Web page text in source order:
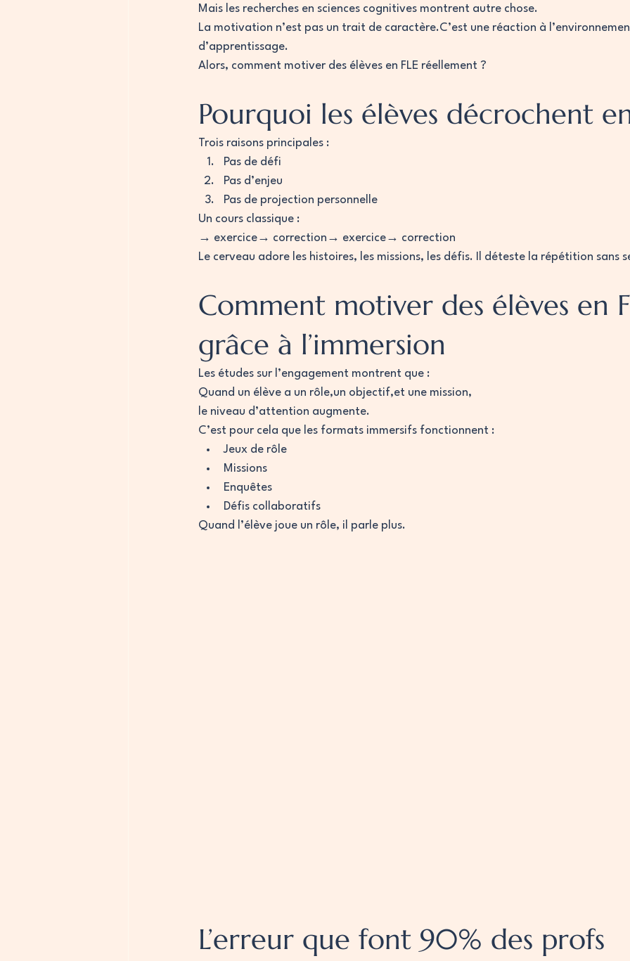
Mais les recherches en sciences cognitives montrent autre chose.
La motivation n’est pas un trait de caractère.C’est une réaction à
d’apprentissage.
Alors, comment motiver des élèves en FLE réellement ?
Pourquoi les élèves décrochent
Trois raisons principales :
Pas de défi
Pas d’enjeu
Pas de projection personnelle
Un cours classique :
→ exercice→ correction→ exercice→ correction
Le cerveau adore les histoires, les missions, les défis. Il déteste la répétition sans
Comment motiver des élèves en
grâce à l’immersion
Les études sur l’engagement montrent que :
Quand un élève a un rôle,un objectif,et une mission,
le niveau d’attention augmente.
C’est pour cela que les formats immersifs fonctionnent :
Jeux de rôle
Missions
Enquêtes
Défis collaboratifs
Quand l’élève joue un rôle, il parle plus.
L’erreur que font 90% des profs